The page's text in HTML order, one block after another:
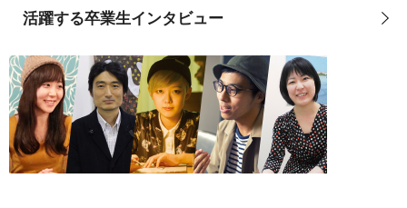
活躍する卒業生インタビュー